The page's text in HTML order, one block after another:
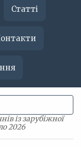
Статті
із зарубіжної
2026